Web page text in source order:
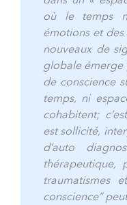
où le temps
émotions et
nouveaux de
globale
de conscience
temps, ni
cohabitent;
est sollicité,
d’auto
thérapeutique,
traumatismes
conscience”